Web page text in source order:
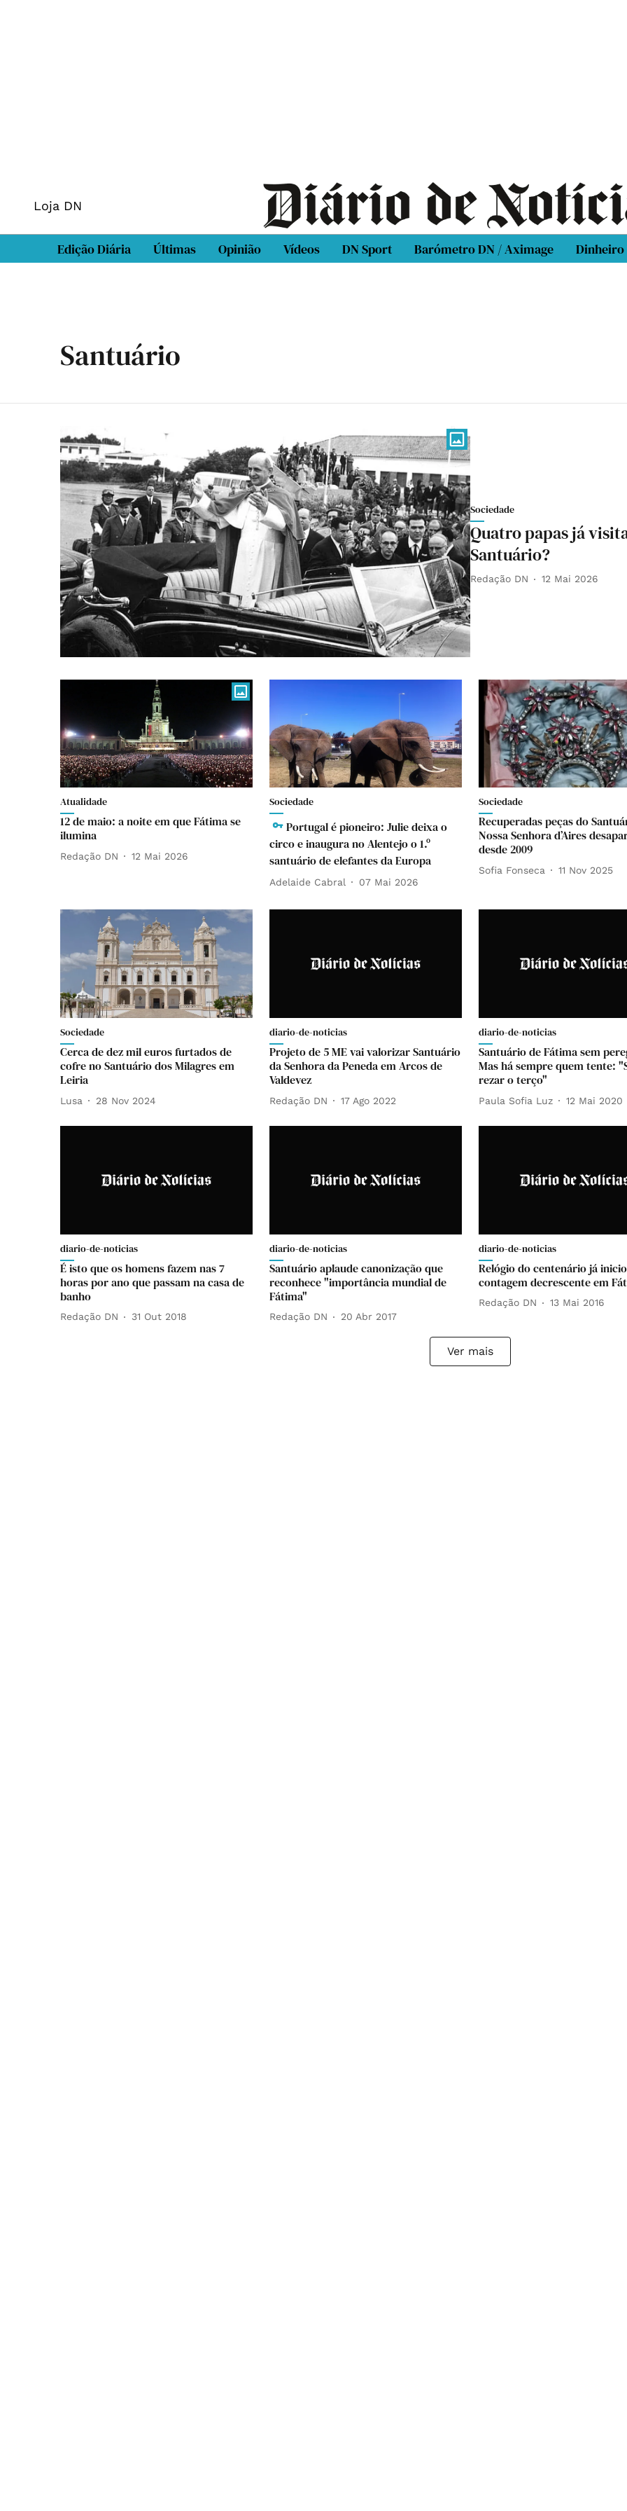
Loja DN
Edição Diária Últimas Opinião Vídeos DN Sport Barómetro DN / Aximage Dinheiro
Santuário
Sociedade
Quatro papas já
Santuário?
Redação DN 12 Mai 2026
Atualidade
12 de maio: a noite em que Fátima se
ilumina
Redação DN 12 Mai 2026
Sociedade
Portugal é pioneiro: Julie deixa o
circo e inaugura no Alentejo o 1.º
santuário de elefantes da Europa
Adelaide Cabral 07 Mai 2026
Sociedade
Recuperadas peças do
Nossa Senhora d’Aires
desde 2009
Sofia Fonseca 11 Nov 2025
Sociedade
Cerca de dez mil euros furtados de
cofre no Santuário dos Milagres em
Leiria
Lusa 28 Nov 2024
diario-de-noticias
Projeto de 5 ME vai valorizar Santuário
da Senhora da Peneda em Arcos de
Valdevez
Redação DN 17 Ago 2022
diario-de-noticias
Santuário de Fátima sem
Mas há sempre quem tente:
rezar o terço"
Paula Sofia Luz 12 Mai 2020
diario-de-noticias
É isto que os homens fazem nas 7
horas por ano que passam na casa de
banho
Redação DN 31 Out 2018
diario-de-noticias
Santuário aplaude canonização que
reconhece "importância mundial de
Fátima"
Redação DN 20 Abr 2017
diario-de-noticias
Relógio do centenário já
contagem decrescente em
Redação DN 13 Mai 2016
Ver mais